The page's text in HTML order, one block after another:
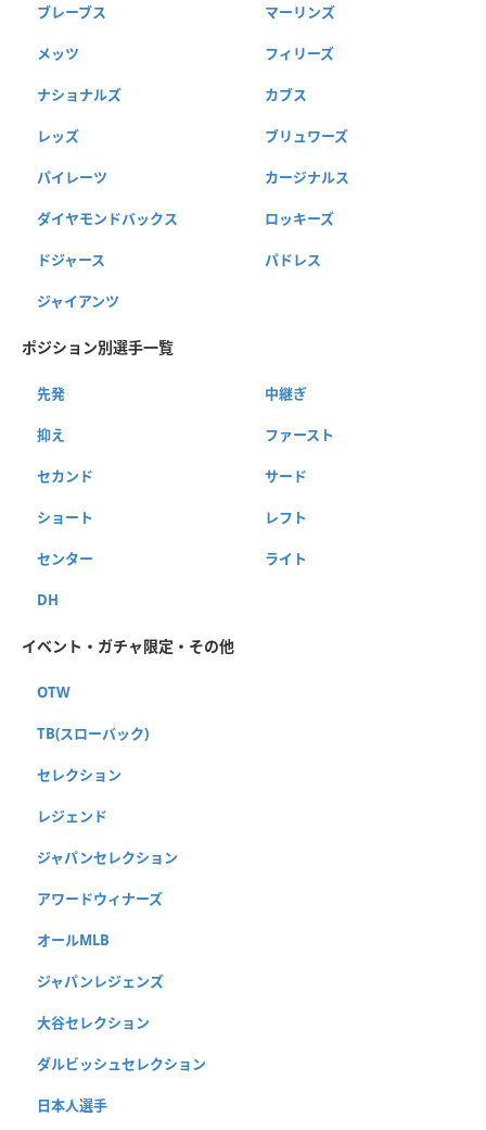
ブレーブス マーリンズ
メッツ フィリーズ
ナショナルズ カブス
レッズ ブリュワーズ
パイレーツ カージナルス
ダイヤモンドバックス ロッキーズ
ドジャース パドレス
ジャイアンツ
ポジション別選手一覧
先発 中継ぎ
抑え ファースト
セカンド サード
ショート レフト
センター ライト
DH
イベント・ガチャ限定・その他
OTW
TB(スローバック)
セレクション
レジェンド
ジャパンセレクション
アワードウィナーズ
オールMLB
ジャパンレジェンズ
大谷セレクション
ダルビッシュセレクション
日本人選手